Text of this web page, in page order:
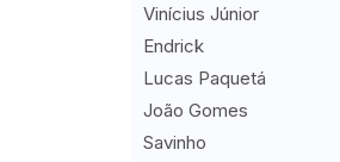
Vinícius Júnior
Endrick
Lucas Paquetá
João Gomes
Savinho